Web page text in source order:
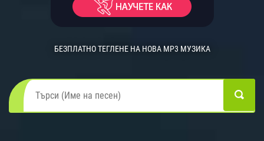
БЕЗПЛАТНО ТЕГЛЕНЕ НА НОВА MP3 МУЗИКА